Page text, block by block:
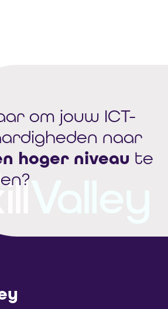
om jouw ICT-
naar
hoger niveau te